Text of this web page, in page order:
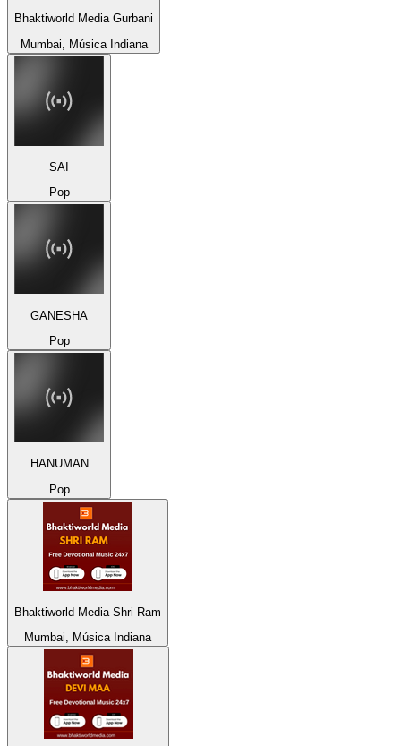
Bhaktiworld Media Gurbani
Mumbai, Música Indiana
SAI
Pop
GANESHA
Pop
HANUMAN
Pop
Bhaktiworld Media Shri Ram
Mumbai, Música Indiana